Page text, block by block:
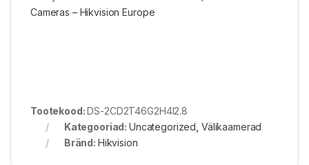
Cameras – Hikvision Europe
Tootekood:DS-2CD2T46G2H4I2.8
Kategooriad:Uncategorized Välikaamerad
Bränd: Hikvision